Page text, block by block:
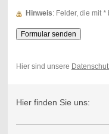
Hinweis : Felder, die mit *
Hier sind unsere
Hier finden Sie uns: